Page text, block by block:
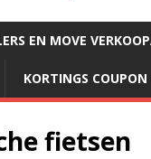
EN MOVE
KORTINGS COUPON
fietsen